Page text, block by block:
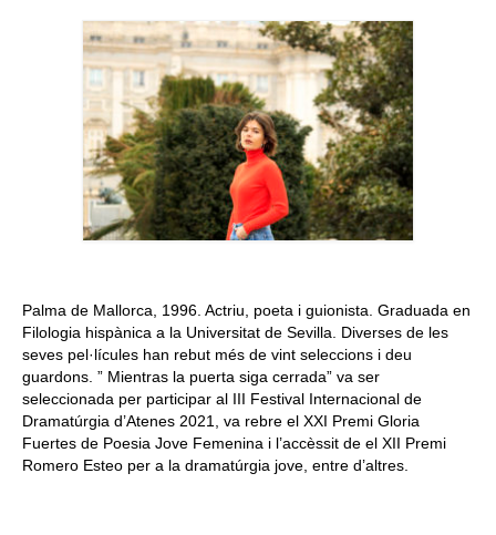
Queda’t amb nosaltres
Contacte
Idioma:
Palma de Mallorca, 1996. Actriu, poeta i guionista. Graduada en
Filologia hispànica a la Universitat de Sevilla. Diverses de les
seves pel·lícules han rebut més de vint seleccions i deu
guardons. ” Mientras la puerta siga cerrada” va ser
seleccionada per participar al III Festival Internacional de
Dramatúrgia d’Atenes 2021, va rebre el XXI Premi Gloria
Fuertes de Poesia Jove Femenina i l’accèssit de el XII Premi
Romero Esteo per a la dramatúrgia jove, entre d’altres.